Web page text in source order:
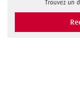
Trouvez un